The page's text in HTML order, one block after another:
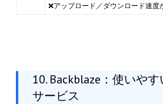
❌アップロード／ダウンロード速度
10. Backblaze：使いや
サービス